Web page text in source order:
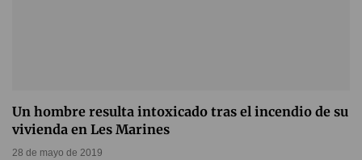
Un hombre resulta intoxicado tras el incendio de su
vivienda en Les Marines
28 de mayo de 2019